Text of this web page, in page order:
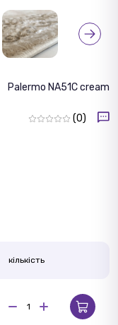
Palermo NA51C cream
(0)
кількість